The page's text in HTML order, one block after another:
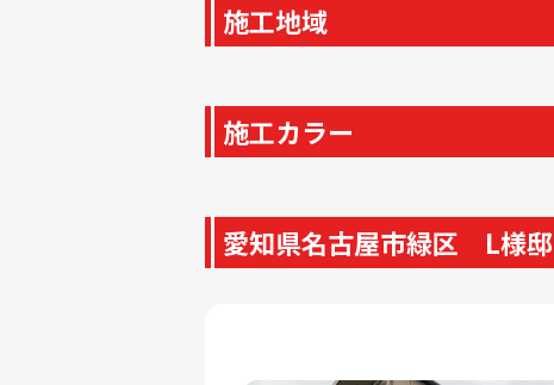
施工地域
施工カラー
愛知県名古屋市緑区 L様邸